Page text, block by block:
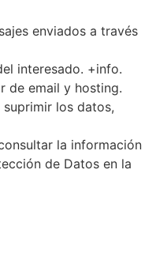
enviados a través
interesado. +info.
de email y hosting.
los datos,
la información
de Datos en la